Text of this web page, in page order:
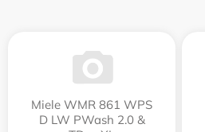
Miele WMR 861 WPS
D LW PWash 2.0 &